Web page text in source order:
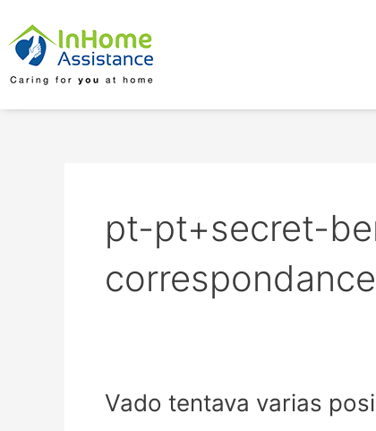
content
pt-pt+secret-
correspondance
Vado tentava varias
Vado